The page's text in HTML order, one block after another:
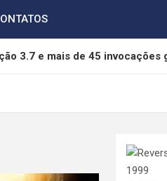
3.7 e mais de 45 invocações